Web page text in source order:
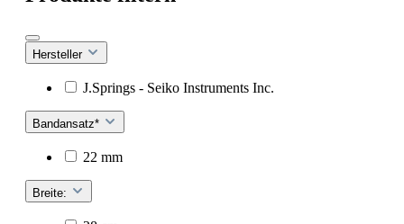
Hersteller
J.Springs - Seiko Instruments Inc.
Bandansatz*
22 mm
Breite: